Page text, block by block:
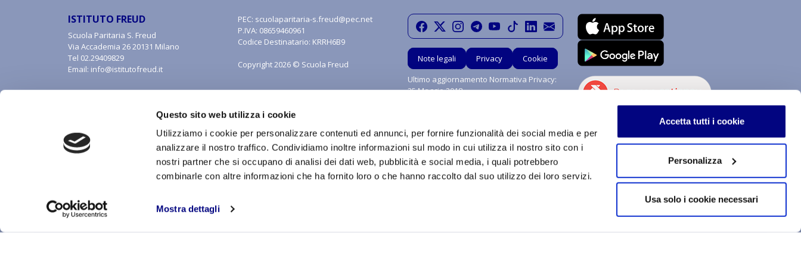
Questo sito web utilizza i cookie
Utilizziamo i cookie per personalizzare contenuti ed annunci, per fornire funzionalità dei social media e per
analizzare il nostro traffico. Condividiamo inoltre informazioni sul modo in cui utilizza il nostro sito con i
nostri partner che si occupano di analisi dei dati web, pubblicità e social media, i quali potrebbero
combinarle con altre informazioni che ha fornito loro o che hanno raccolto dal suo utilizzo dei loro servizi.
Mostra dettagli
Accetta tutti i cookie
Personalizza
Usa solo i cookie necessari
Chiedi a me!
ISTITUTO FREUD
Scuola Paritaria S. Freud
Via Accademia 26 20131 Milano
Tel 02.29409829
Email: info@istitutofreud.it
PEC: scuolaparitaria-s.freud@pec.net
P.IVA: 08659460961
Codice Destinatario: KRRH6B9
Copyright 2026 © Scuola Freud
Note legali Privacy
Cookie
Ultimo aggiornamento Normativa Privacy:
25 Maggio 2018
Con riferimento al presente sito, i testi, le immagini, la grafica, i marchi e tutti contenuti e le procedure nonché le idee di realizzo di sistemi di procedimenti e di uso sono soggetti a copyright e
alle forme di tutela della proprietà intellettuale. Tutti i diritti sono riservati in favore di Scuola Paritaria S.Freud Srl. È vietata qualsiasi utilizzazione, totale o parziale, dei contenuti qui inseriti,
inclusa la memorizzazione, riproduzione, rielaborazione, diffusione o distribuzione dei contenuti stessi mediante qualunque piattaforma tecnologica, supporto o rete telematica. Qualsiasi
riproduzione, anche parziale, senza autorizzazione scritta è vietata ai sensi della Legge 633 del 22 Aprile 1941 e successive modifiche.
CREDITS:ALEIDE WEB AGENCY